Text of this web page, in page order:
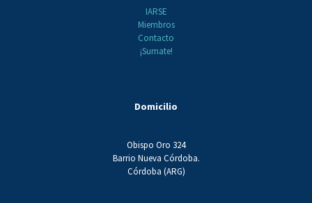
IARSE
Miembros
Contacto
¡Sumate!
Domicilio
Obispo Oro 324
Barrio Nueva Córdoba.
Córdoba (ARG)